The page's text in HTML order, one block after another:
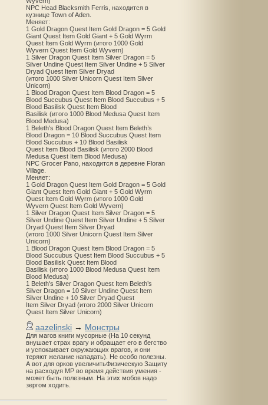
NPC Head Blacksmith Ferris, находится в
кузнице Town of Aden.
Меняет:
1 Gold Dragon Quest Item Gold Dragon = 5 Gold
Giant Quest Item Gold Giant + 5 Gold Wyrm
Quest Item Gold Wyrm (итого 1000 Gold
Wyvern Quest Item Gold Wyvern)
1 Silver Dragon Quest Item Silver Dragon = 5
Silver Undine Quest Item Silver Undine + 5 Silver
Dryad Quest Item Silver Dryad
(итого 1000 Silver Unicorn Quest Item Silver
Unicorn)
1 Blood Dragon Quest Item Blood Dragon = 5
Blood Succubus Quest Item Blood Succubus + 5
Blood Basilisk Quest Item Blood
Basilisk (итого 1000 Blood Medusa Quest Item
Blood Medusa)
1 Beleth's Blood Dragon Quest Item Beleth’s
Blood Dragon = 10 Blood Succubus Quest Item
Blood Succubus + 10 Blood Basilisk
Quest Item Blood Basilisk (итого 2000 Blood
Medusa Quest Item Blood Medusa)
NPC Grocer Pano, находится в деревне Floran
Village.
Меняет:
1 Gold Dragon Quest Item Gold Dragon = 5 Gold
Giant Quest Item Gold Giant + 5 Gold Wyrm
Quest Item Gold Wyrm (итого 1000 Gold
Wyvern Quest Item Gold Wyvern)
1 Silver Dragon Quest Item Silver Dragon = 5
Silver Undine Quest Item Silver Undine + 5 Silver
Dryad Quest Item Silver Dryad
(итого 1000 Silver Unicorn Quest Item Silver
Unicorn)
1 Blood Dragon Quest Item Blood Dragon = 5
Blood Succubus Quest Item Blood Succubus + 5
Blood Basilisk Quest Item Blood
Basilisk (итого 1000 Blood Medusa Quest Item
Blood Medusa)
1 Beleth's Silver Dragon Quest Item Beleth’s
Silver Dragon = 10 Silver Undine Quest Item
Silver Undine + 10 Silver Dryad Quest
Item Silver Dryad (итого 2000 Silver Unicorn
Quest Item Silver Unicorn)
aazelinski → Монстры
Для магов книги мусорные (На 10 секунд
внушает страх врагу и обращает его в бегство
и успокаивает окружающих врагов, и они
теряют желание нападать). Не особо полезны.
А вот для орков увеличитьФизическую Защиту
на расходуя MP во время действия умения -
может быть полезным. На этих мобов надо
зергом ходить.